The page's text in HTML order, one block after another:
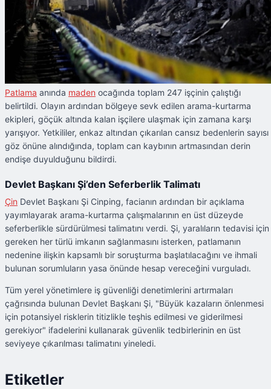
Patlama anında maden ocağında toplam 247 işçinin çalıştığı
belirtildi. Olayın ardından bölgeye sevk edilen arama-kurtarma
ekipleri, göçük altında kalan işçilere ulaşmak için zamana karşı
yarışıyor. Yetkililer, enkaz altından çıkarılan cansız bedenlerin sayısı
göz önüne alındığında, toplam can kaybının artmasından derin
endişe duyulduğunu bildirdi.
Devlet Başkanı Şi’den Seferberlik Talimatı
Çin Devlet Başkanı Şi Cinping, facianın ardından bir açıklama
yayımlayarak arama-kurtarma çalışmalarının en üst düzeyde
seferberlikle sürdürülmesi talimatını verdi. Şi, yaralıların tedavisi için
gereken her türlü imkanın sağlanmasını isterken, patlamanın
nedenine ilişkin kapsamlı bir soruşturma başlatılacağını ve ihmali
bulunan sorumluların yasa önünde hesap vereceğini vurguladı.
Tüm yerel yönetimlere iş güvenliği denetimlerini artırmaları
çağrısında bulunan Devlet Başkanı Şi, "Büyük kazaların önlenmesi
için potansiyel risklerin titizlikle teşhis edilmesi ve giderilmesi
gerekiyor" ifadelerini kullanarak güvenlik tedbirlerinin en üst
seviyeye çıkarılması talimatını yineledi.
Etiketler